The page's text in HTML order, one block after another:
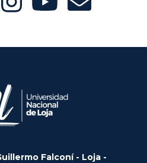
Falconí - Loja -